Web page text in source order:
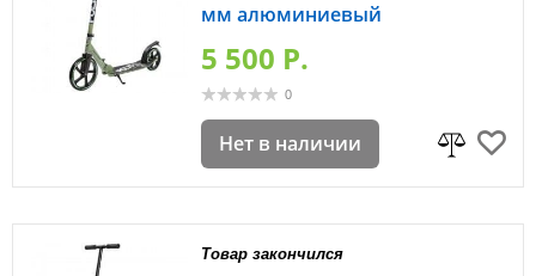
мм алюминиевый
5 500 P.
0
Нет в наличии
Товар закончился